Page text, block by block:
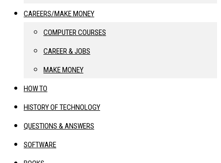
CAREERS/MAKE MONEY
COMPUTER COURSES
CAREER & JOBS
MAKE MONEY
HOW TO
HISTORY OF TECHNOLOGY
QUESTIONS & ANSWERS
SOFTWARE